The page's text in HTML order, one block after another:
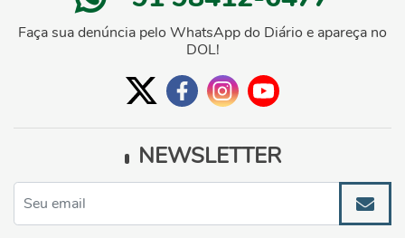
Faça sua denúncia pelo WhatsApp do Diário e apareça no
DOL!
NEWSLETTER